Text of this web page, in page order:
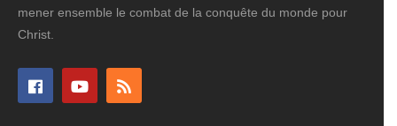
mener ensemble le combat de la conquête du monde pour
Christ.